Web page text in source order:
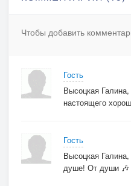
Я пыталась
Все объятия без
отпустить
Эту странную
Бридж:
Мы так боимся
Чтобы добавить
Гость
Высоцкая
настоящего
Гость
Высоцкая
душе! От души 🎶